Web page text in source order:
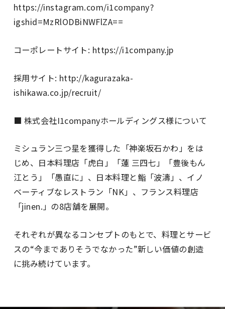
https://instagram.com/i1company?
igshid=MzRlODBiNWFlZA==
コーポレートサイト: https://i1company.jp
採用サイト: http://kagurazaka-
ishikawa.co.jp/recruit/
■ 株式会社I1companyホールディングス様について
ミシュラン三つ星を獲得した「神楽坂石かわ」をは
じめ、日本料理店「虎白」「蓮 三四七」「豊後もん
江とう」「愚直に」、日本料理と鮨「波濤」、イノ
ベーティブなレストラン「NK」、フランス料理店
「jinen.」の8店舗を展開。
それぞれが異なるコンセプトのもとで、料理とサービ
スの“今までありそうでなかった”新しい価値の創造
に挑み続けています。